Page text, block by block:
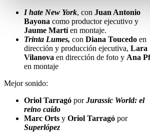
I hate New York, con Juan Antonio
Bayona como productor ejecutivo y
Jaume Martíen montaje.
Trinta Lumes, con Diana Toucedo en
dirección y producción ejecutiva, Lara
Vilanova en dirección de foto y Ana
en montaje
Mejor sonido:
Oriol Tarragó porJurassic World: el
reino caído
Marc Orts y Oriol Tarragó por
Superlópez